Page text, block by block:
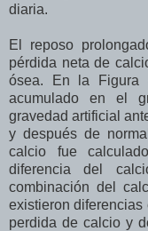
diaria.
El reposo
pérdida neta de
ósea. En la Figura
acumulado en el
gravedad artificial
y después de
calcio fue
diferencia del
combinación del
existieron diferencias
perdida de calcio y